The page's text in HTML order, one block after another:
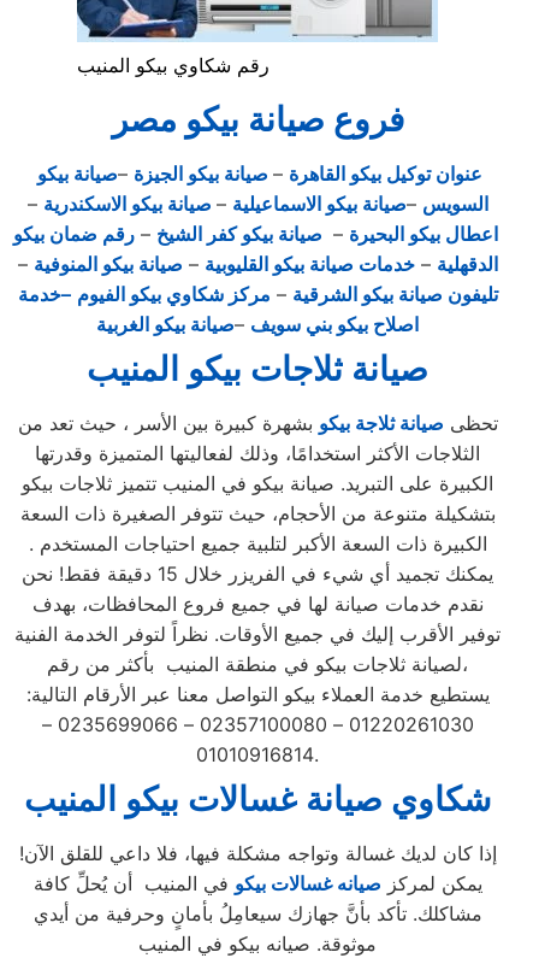
رقم شكاوي بيكو المنيب
فروع صيانة بيكو مصر
عنوان توكيل بيكو القاهرة – صيانة بيكو الجيزة –صيانة بيكو
السويس –صيانة بيكو الاسماعيلية – صيانة بيكو الاسكندرية –
اعطال بيكو البحيرة – صيانة بيكو كفر الشيخ –رقم ضمان بيكو
الدقهلية –خدمات صيانة بيكو القليوبية – صيانة بيكو المنوفية –
تليفون صيانة بيكو الشرقية – مركز شكاوي بيكو الفيوم –خدمة
اصلاح بيكو بني سويف –صيانة بيكو الغربية
صيانة ثلاجات بيكو المنيب
تحظى صيانة ثلاجة بيكو بشهرة كبيرة بين الأسر ، حيث تعد من
الثلاجات الأكثر استخدامًا، وذلك لفعاليتها المتميزة وقدرتها
الكبيرة على التبريد. صيانة بيكو في المنيب تتميز ثلاجات بيكو
بتشكيلة متنوعة من الأحجام، حيث تتوفر الصغيرة ذات السعة
الكبيرة ذات السعة الأكبر لتلبية جميع احتياجات المستخدم .
يمكنك تجميد أي شيء في الفريزر خلال 15 دقيقة فقط! نحن
نقدم خدمات صيانة لها في جميع فروع المحافظات، بهدف
توفير الأقرب إليك في جميع الأوقات. نظراً لتوفر الخدمة الفنية
لصيانة ثلاجات بيكو في منطقة المنيب بأكثر من رقم،
يستطيع خدمة العملاء بيكو التواصل معنا عبر الأرقام التالية:
01220261030 – 02357100080 – 0235699066 –
01010916814.
شكاوي صيانة غسالات بيكو المنيب
إذا كان لديك غسالة وتواجه مشكلة فيها، فلا داعي للقلق الآن!
يمكن لمركز صيانه غسالات بيكو في المنيب أن يُحلِّ كافة
مشاكلك. تأكد بأنَّ جهازك سيعامِلُ بأمانٍ وحرفية من أيدي
موثوقة. صيانه بيكو في المنيب